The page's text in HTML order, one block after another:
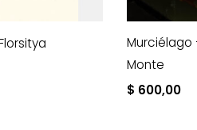
Murciélago
Monte
$ 600,00